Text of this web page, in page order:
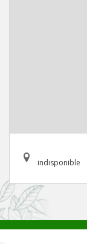
indisponible